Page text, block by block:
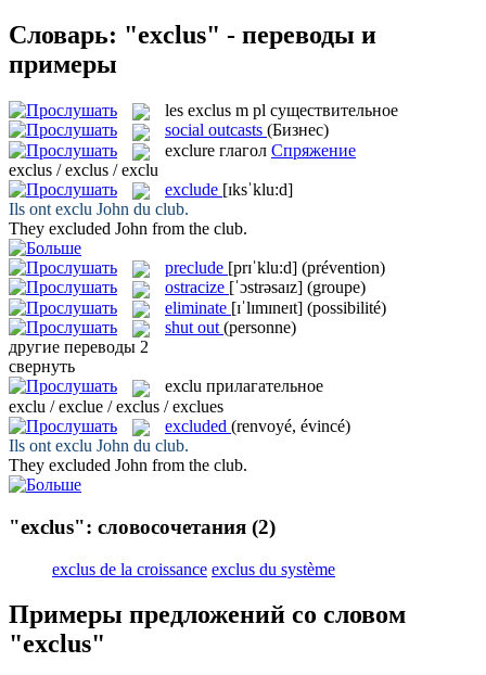
Словарь: "exclus" - переводы и
примеры
les exclus m pl существительное
social outcasts (Бизнес)
exclure глагол Спряжение
exclus / exclus / exclu
exclude [ɪksˈklu:d]
Ils ont exclu John du club.
They excluded John from the club.
preclude [prɪˈklu:d] (prévention)
ostracize [ˈɔstrəsaɪz] (groupe)
eliminate [ɪˈlɪmɪneɪt] (possibilité)
shut out (personne)
другие переводы 2
свернуть
exclu прилагательное
exclu / exclue / exclus / exclues
excluded (renvoyé, évincé)
Ils ont exclu John du club.
They excluded John from the club.
"exclus": словосочетания (2)
exclus de la croissance exclus du système
Примеры предложений со словом
"exclus"